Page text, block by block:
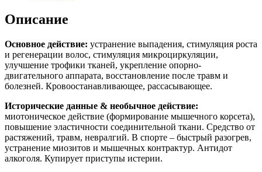
Описание
Основное действие: устранение выпадения, стимуляция роста
и регенерации волос, стимуляция микроциркуляции,
улучшение трофики тканей, укрепление опорно-
двигательного аппарата, восстановление после травм и
болезней. Кровоостанавливающее, рассасывающее.
Исторические данные & необычное действие:
миотоническое действие (формирование мышечного корсета),
повышение эластичности соединительной ткани. Средство от
растяжений, травм, невралгий. В спорте – быстрый разогрев,
устранение миозитов и мышечных контрактур. Антидот
алкоголя. Купирует приступы истерии.